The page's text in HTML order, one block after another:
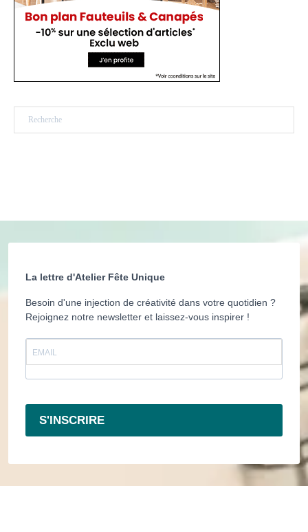
La lettre d'Atelier Fête Unique
Besoin d'une injection de créativité dans votre quotidien ?
Rejoignez notre newsletter et laissez-vous inspirer !
S'INSCRIRE